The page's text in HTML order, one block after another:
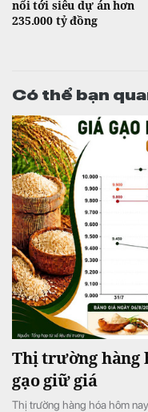
nối tới siêu dự án hơn
235.000 tỷ đồng
Có thể bạn
Thị trường hàng
gạo giữ giá
Thị trường hàng hóa hôm